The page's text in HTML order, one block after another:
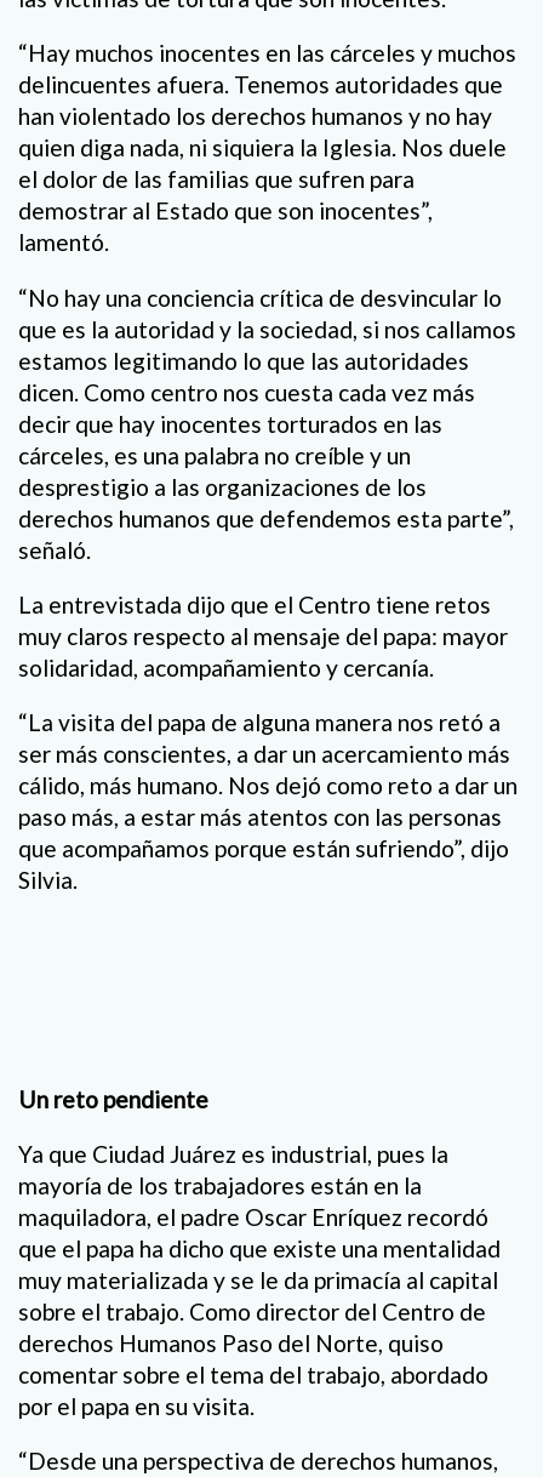
“Hay muchos inocentes en las cárceles y muchos
delincuentes afuera. Tenemos autoridades que
han violentado los derechos humanos y no hay
quien diga nada, ni siquiera la Iglesia. Nos duele
el dolor de las familias que sufren para
demostrar al Estado que son inocentes”,
lamentó.
“No hay una conciencia crítica de desvincular lo
que es la autoridad y la sociedad, si nos callamos
estamos legitimando lo que las autoridades
dicen. Como centro nos cuesta cada vez más
decir que hay inocentes torturados en las
cárceles, es una palabra no creíble y un
desprestigio a las organizaciones de los
derechos humanos que defendemos esta parte”,
señaló.
La entrevistada dijo que el Centro tiene retos
muy claros respecto al mensaje del papa: mayor
solidaridad, acompañamiento y cercanía.
“La visita del papa de alguna manera nos retó a
ser más conscientes, a dar un acercamiento más
cálido, más humano. Nos dejó como reto a dar un
paso más, a estar más atentos con las personas
que acompañamos porque están sufriendo”, dijo
Silvia.
Un reto pendiente
Ya que Ciudad Juárez es industrial, pues la
mayoría de los trabajadores están en la
maquiladora, el padre Oscar Enríquez recordó
que el papa ha dicho que existe una mentalidad
muy materializada y se le da primacía al capital
sobre el trabajo. Como director del Centro de
derechos Humanos Paso del Norte, quiso
comentar sobre el tema del trabajo, abordado
por el papa en su visita.
“Desde una perspectiva de derechos humanos,